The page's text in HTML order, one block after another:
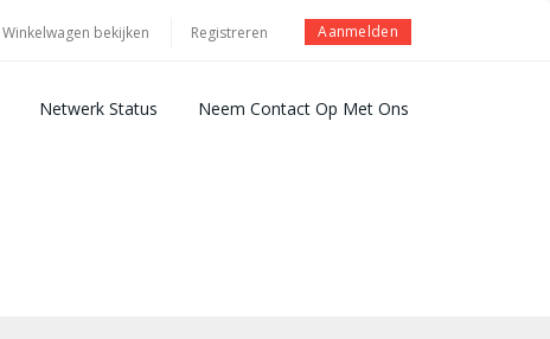
Winkelwagen bekijken Registreren Aanmelden
Netwerk Status Neem Contact Op Met Ons